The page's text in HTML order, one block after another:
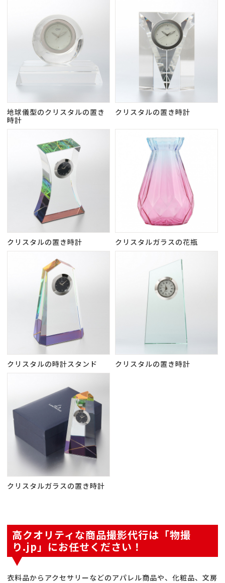
地球儀型のクリスタルの置き
時計
クリスタルの置き時計
クリスタルの置き時計 クリスタルガラスの花瓶
クリスタルの時計スタンド クリスタルの置き時計
クリスタルガラスの置き時計
高クオリティな商品撮影代行は「物撮
り.jp」にお任せください！
衣料品からアクセサリーなどのアパレル商品や、化粧品、文房